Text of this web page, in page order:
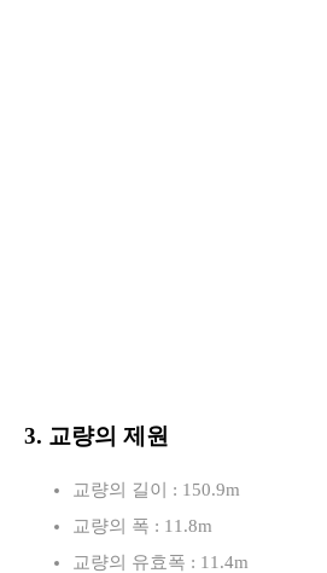
3. 교량의 제원
교량의 길이 : 150.9m
교량의 폭 : 11.8m
교량의 유효폭 : 11.4m